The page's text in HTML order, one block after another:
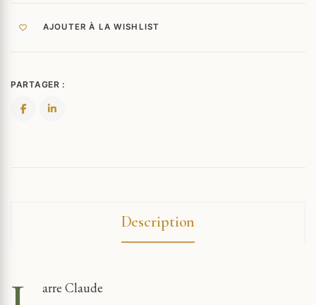
AJOUTER À LA WISHLIST
PARTAGER :
Description
arre Claude